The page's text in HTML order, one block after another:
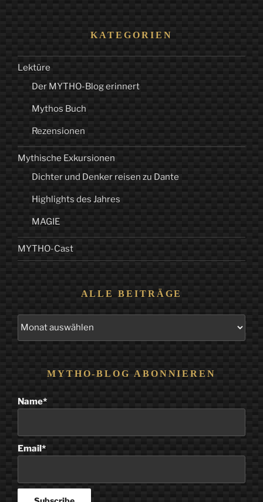
KATEGORIEN
Lektüre
Der MYTHO-Blog erinnert
Mythos Buch
Rezensionen
Mythische Exkursionen
Dichter und Denker reisen zu Dante
Highlights des Jahres
MAGIE
MYTHO-Cast
ALLE BEITRÄGE
MYTHO-BLOG ABONNIEREN
Name*
Email*